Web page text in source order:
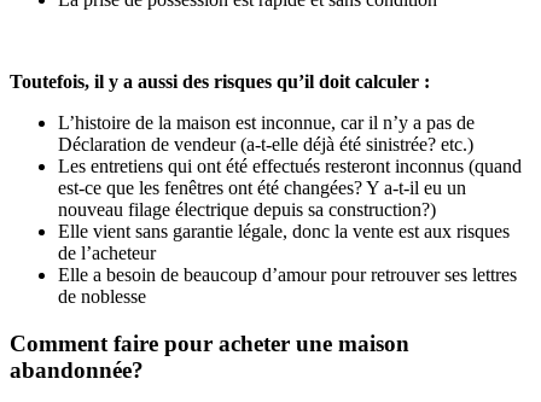
Toutefois, il y a aussi des risques qu’il doit calculer :
L’histoire de la maison est inconnue, car il n’y a pas de
Déclaration de vendeur (a-t-elle déjà été sinistrée? etc.)
Les entretiens qui ont été effectués resteront inconnus (quand
est-ce que les fenêtres ont été changées? Y a-t-il eu un
nouveau filage électrique depuis sa construction?)
Elle vient sans garantie légale, donc la vente est aux risques
de l’acheteur
Elle a besoin de beaucoup d’amour pour retrouver ses lettres
de noblesse
Comment faire pour acheter une maison
abandonnée?